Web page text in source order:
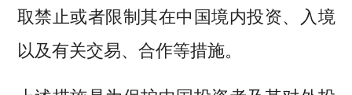
取禁止或者限制其在中国境内投资、入境
以及有关交易、合作等措施。